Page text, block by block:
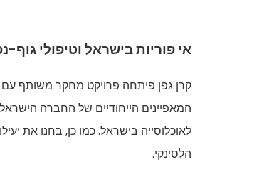
אי פוריות בישראל וטיפולי גוף-
קרן גפן פיתחה פרויקט מחקר משותף עם
המאפיינים הייחודיים של החברה
לאוכלוסייה בישראל. כמו כן, בחנו את
הלסינקי.